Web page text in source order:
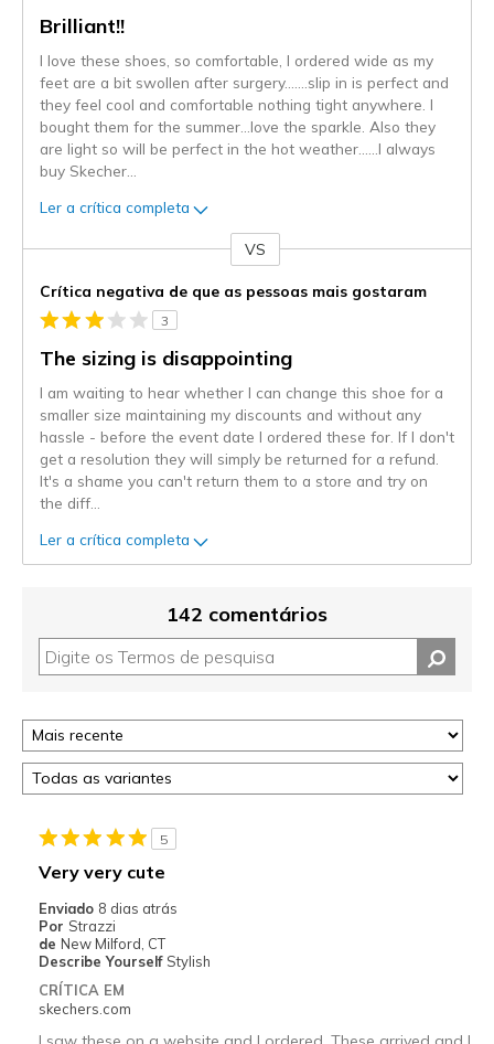
Brilliant!!
I love these shoes, so comfortable, I ordered wide as my
feet are a bit swollen after surgery…….slip in is perfect and
they feel cool and comfortable nothing tight anywhere. I
bought them for the summer…love the sparkle. Also they
are light so will be perfect in the hot weather……I always
buy Skecher
Ler a crítica completa
VS
Crítica negativa de que as pessoas mais gostaram
3
The sizing is disappointing
I am waiting to hear whether I can change this shoe for a
smaller size maintaining my discounts and without any
hassle - before the event date I ordered these for. If I don't
get a resolution they will simply be returned for a refund.
It's a shame you can't return them to a store and try on
the diff
Ler a crítica completa
142 comentários
5
Very very cute
Enviado 8 dias atrás
Por Strazzi
de New Milford, CT
Describe Yourself Stylish
CRÍTICA EM
skechers.com